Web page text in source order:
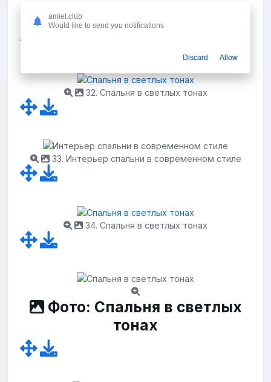
31. Спальня в нежных тонах
32. Спальня в светлых тонах
33. Интерьер спальни в современном стиле
34. Спальня в светлых тонах
Фото: Спальня в светлых
тонах
amiel.club
Would like to send you notifications
Discard Allow